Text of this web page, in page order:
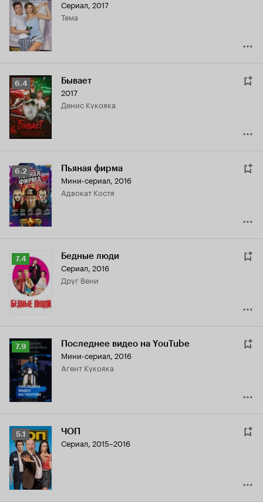
Кинопоиска
5.7
Сериал, 2017
Тема
Рейтинг
Кинопоиска
6.4
6.4 Бывает
2017
Денис Кукояка
Рейтинг
Кинопоиска
6.2
6.2 Пьяная фирма
Мини-сериал, 2016
адвокат Костя
Рейтинг
Кинопоиска
7.4
7.4 Бедные люди
Сериал, 2016
друг Вени
Рейтинг
Кинопоиска
7.9
7.9 Последнее видео на YouTube
Мини-сериал, 2016
агент Кукояка
Рейтинг
Кинопоиска
5.1
5.1 ЧОП
Сериал, 2015–2016